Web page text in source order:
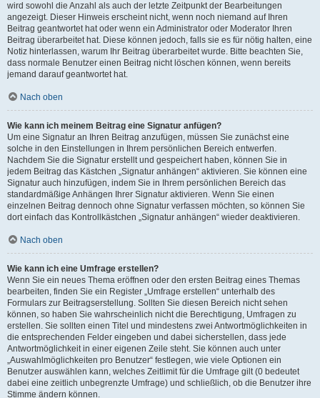
wird sowohl die Anzahl als auch der letzte Zeitpunkt der Bearbeitungen
angezeigt. Dieser Hinweis erscheint nicht, wenn noch niemand auf Ihren
Beitrag geantwortet hat oder wenn ein Administrator oder Moderator Ihren
Beitrag überarbeitet hat. Diese können jedoch, falls sie es für nötig halten, eine
Notiz hinterlassen, warum Ihr Beitrag überarbeitet wurde. Bitte beachten Sie,
dass normale Benutzer einen Beitrag nicht löschen können, wenn bereits
jemand darauf geantwortet hat.
Nach oben
Wie kann ich meinem Beitrag eine Signatur anfügen?
Um eine Signatur an Ihren Beitrag anzufügen, müssen Sie zunächst eine
solche in den Einstellungen in Ihrem persönlichen Bereich entwerfen.
Nachdem Sie die Signatur erstellt und gespeichert haben, können Sie in
jedem Beitrag das Kästchen „Signatur anhängen“ aktivieren. Sie können eine
Signatur auch hinzufügen, indem Sie in Ihrem persönlichen Bereich das
standardmäßige Anhängen Ihrer Signatur aktivieren. Wenn Sie einen
einzelnen Beitrag dennoch ohne Signatur verfassen möchten, so können Sie
dort einfach das Kontrollkästchen „Signatur anhängen“ wieder deaktivieren.
Nach oben
Wie kann ich eine Umfrage erstellen?
Wenn Sie ein neues Thema eröffnen oder den ersten Beitrag eines Themas
bearbeiten, finden Sie ein Register „Umfrage erstellen“ unterhalb des
Formulars zur Beitragserstellung. Sollten Sie diesen Bereich nicht sehen
können, so haben Sie wahrscheinlich nicht die Berechtigung, Umfragen zu
erstellen. Sie sollten einen Titel und mindestens zwei Antwortmöglichkeiten in
die entsprechenden Felder eingeben und dabei sicherstellen, dass jede
Antwortmöglichkeit in einer eigenen Zeile steht. Sie können auch unter
„Auswahlmöglichkeiten pro Benutzer“ festlegen, wie viele Optionen ein
Benutzer auswählen kann, welches Zeitlimit für die Umfrage gilt (0 bedeutet
dabei eine zeitlich unbegrenzte Umfrage) und schließlich, ob die Benutzer ihre
Stimme ändern können.